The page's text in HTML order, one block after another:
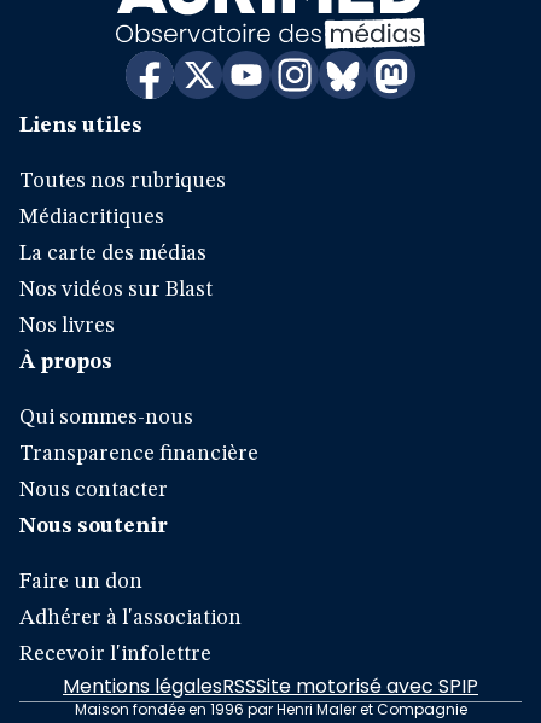
Liens utiles
Toutes nos rubriques
Médiacritiques
La carte des médias
Nos vidéos sur Blast
Nos livres
À propos
Qui sommes-nous
Transparence financière
Nous contacter
Nous soutenir
Faire un don
Adhérer à l'association
Recevoir l'infolettre
Mentions légalesRSSSite motorisé avec SPIP
Maison fondée en 1996 par Henri Maler et Compagnie